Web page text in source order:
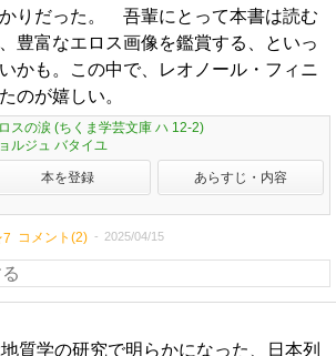
りだった。 吾輩にとって本書は読む
豊富なエロス画像を鑑賞する、といっ
かも。この中で、レオノール・フィニ
のが嬉しい。
スの涙 (ちくま学芸文庫 ハ 12-2)
ルジュ バタイユ
本を登録 あらすじ・内容
コメント(2) 2025/04/15
質学の研究で明らかになった、日本列